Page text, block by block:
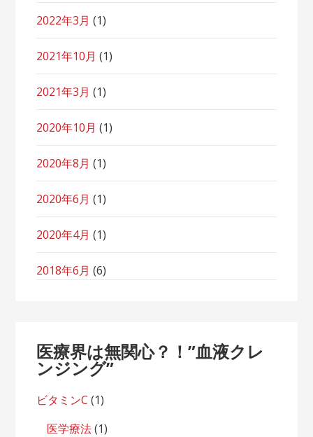
2022年3月 (1)
2021年10月 (1)
2021年3月 (1)
2020年10月 (1)
2020年8月 (1)
2020年6月 (1)
2020年4月 (1)
2018年6月 (6)
医療界は無関心？！”血液クレ
ンジング”
ビタミンC (1)
医学療法(1)